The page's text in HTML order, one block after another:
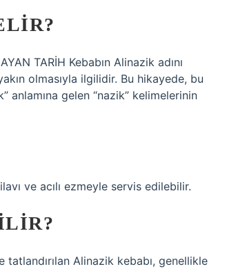
TARİH Kebabın Alinazik adını
olmasıyla ilgilidir. Bu hikayede, bu
anlamına gelen “nazik” kelimelerinin
ve acılı ezmeyle servis edilebilir.
Alinazik kebabı, genellikle